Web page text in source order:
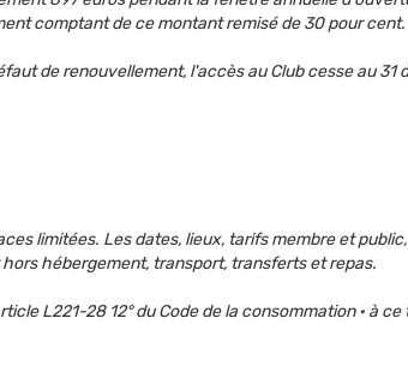
comptant de ce montant remisé de 30 pour
de renouvellement, l'accès au Club cesse au 31
limitées. Les dates, lieux, tarifs membre et
hébergement, transport, transferts et repas.
L221-28 12° du Code de la consommation · à